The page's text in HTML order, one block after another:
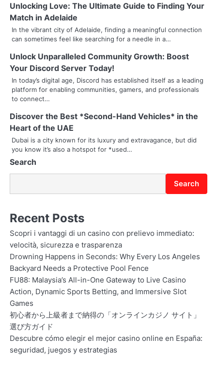
n
a
v
i
g
a
t
i
o
n
Unlocking Love: The Ultimate Guide to Finding Your
Match in Adelaide
In the vibrant city of Adelaide, finding a meaningful connection
can sometimes feel like searching for a needle in a…
Unlock Unparalleled Community Growth: Boost
Your Discord Server Today!
In today’s digital age, Discord has established itself as a leading
platform for enabling communities, gamers, and professionals
to connect…
Discover the Best *Second-Hand Vehicles* in the
Heart of the UAE
Dubai is a city known for its luxury and extravagance, but did
you know it’s also a hotspot for *used…
Search
Search
Recent Posts
Scopri i vantaggi di un casino con prelievo immediato:
velocità, sicurezza e trasparenza
Drowning Happens in Seconds: Why Every Los Angeles
Backyard Needs a Protective Pool Fence
FU88: Malaysia’s All-in-One Gateway to Live Casino
Action, Dynamic Sports Betting, and Immersive Slot
Games
初心者から上級者まで納得の「オンラインカジノ サイト」
選び方ガイド
Descubre cómo elegir el mejor casino online en España:
seguridad, juegos y estrategias